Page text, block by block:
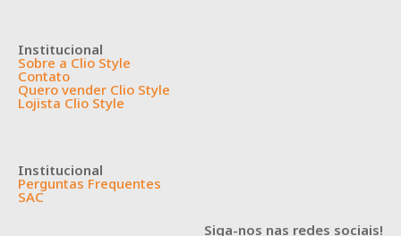
Institucional
Sobre a Clio Style
Contato
Quero vender Clio Style
Lojista Clio Style
Institucional
Perguntas Frequentes
SAC
Siga-nos nas redes sociais!